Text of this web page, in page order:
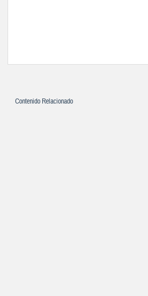
Contenido Relacionado